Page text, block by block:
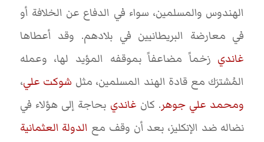
الهندوس والمسلمين، سواء في الدفاع عن الخلافة أو
في معارضة البريطانيين في بلادهم. وقد أعطاها
غاندي زخماً مضاعفاً بموقفه المؤيد لها، وعمله
المُشترَك مع قادة الهند المسلمين، مثل شوكت علي،
ومحمد علي جوهر. كان غاندي بحاجة إلى هؤلاء في
نضاله ضد الإنكليز، بعد أن وقف مع الدولة العثمانية